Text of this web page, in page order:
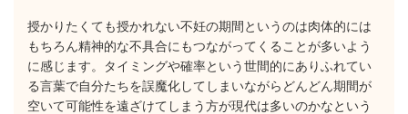
授かりたくても授かれない不妊の期間というのは肉体的には
もちろん精神的な不具合にもつながってくることが多いよう
に感じます。タイミングや確率という世間的にありふれてい
る言葉で自分たちを誤魔化してしまいながらどんどん期間が
空いて可能性を遠ざけてしまう方が現代は多いのかなという